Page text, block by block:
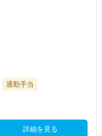
通勤手当
詳細を見る